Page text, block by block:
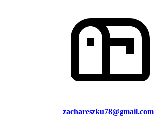
zachareszku78@gmail.com